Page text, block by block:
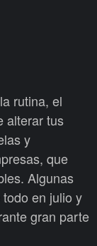
rutina, el
alterar tus
y
que
Algunas
en julio y
gran parte